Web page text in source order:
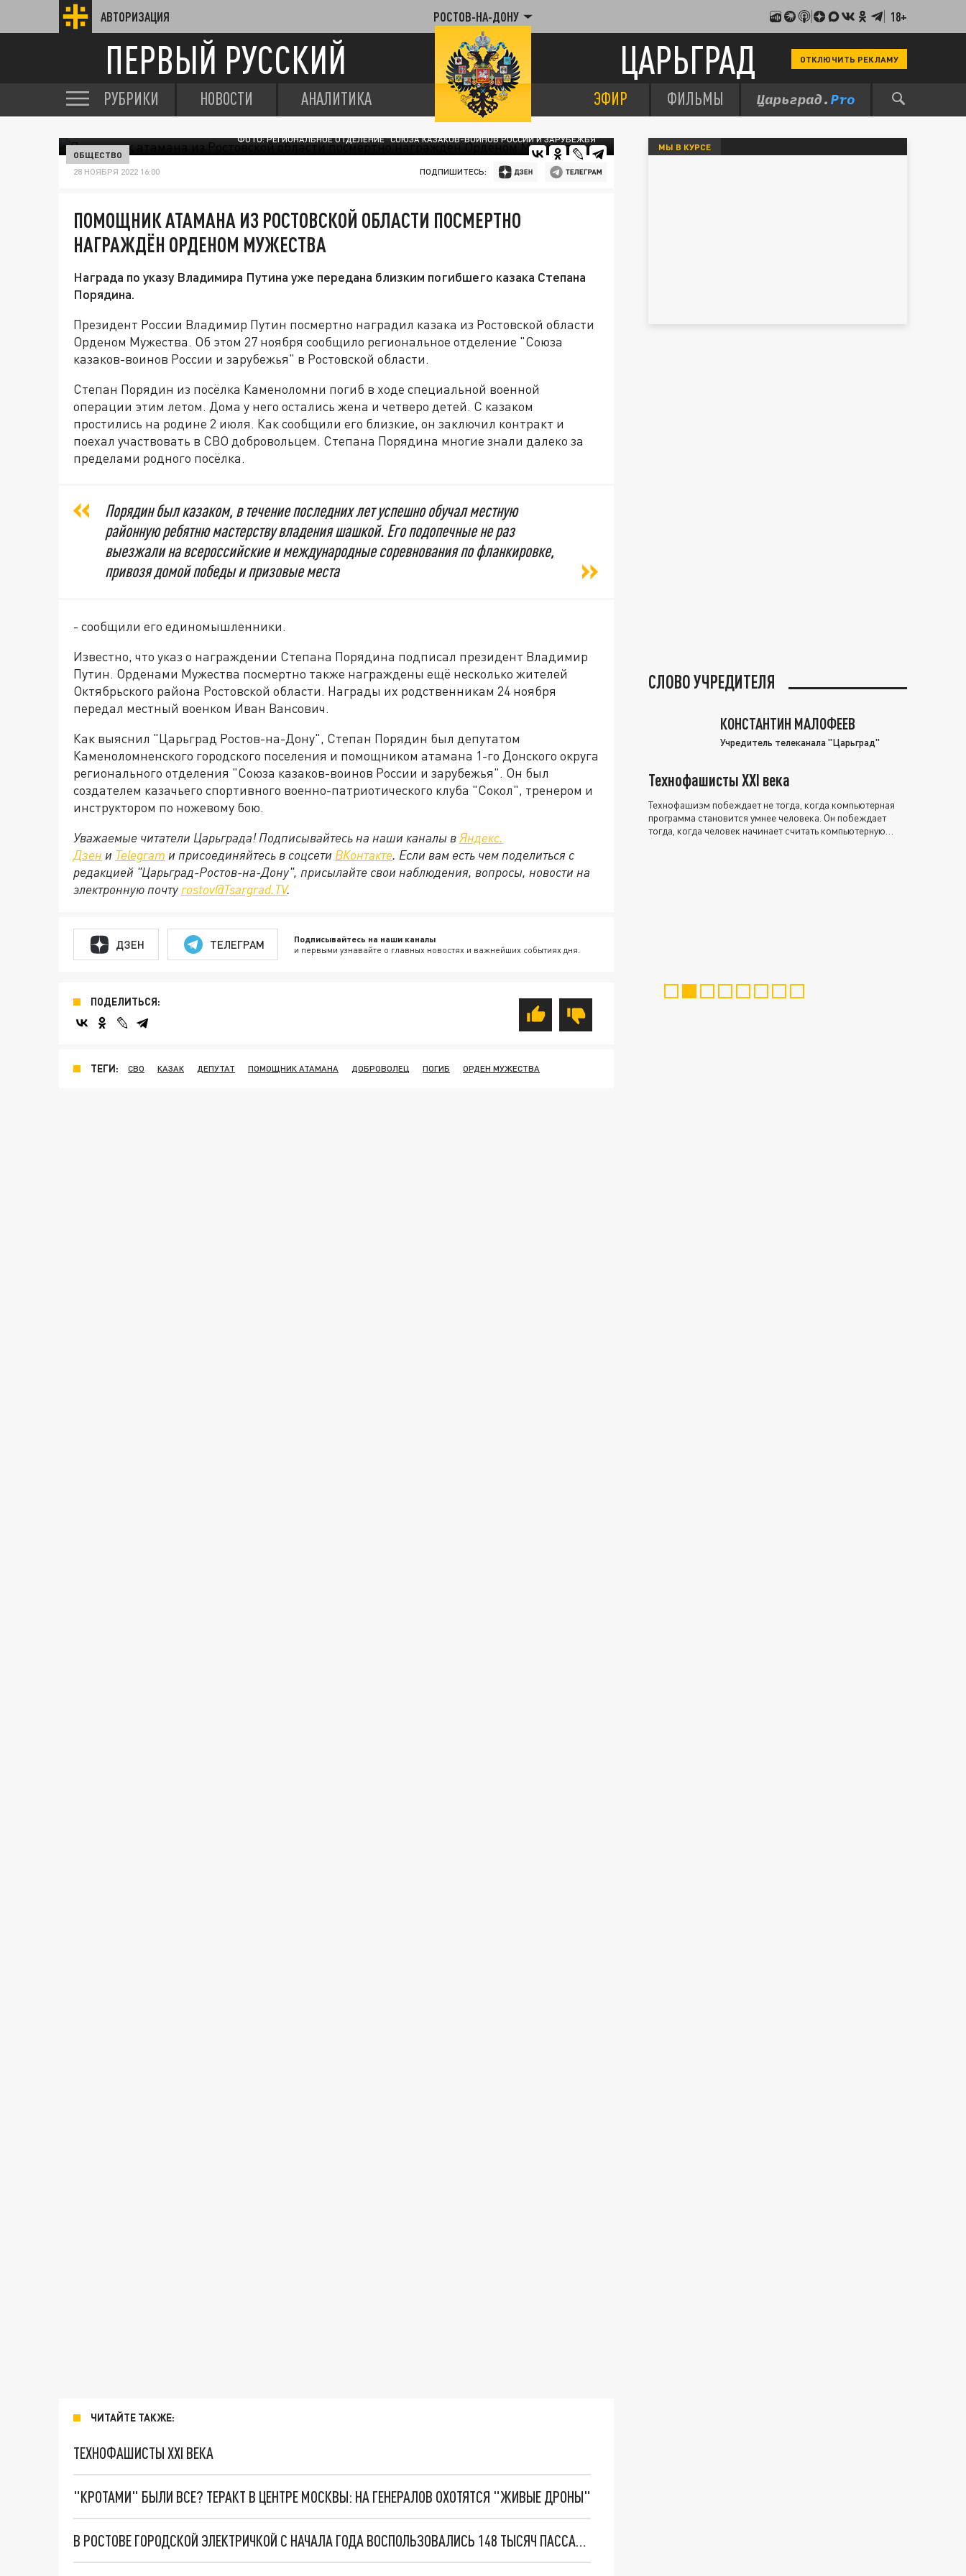
АВТОРИЗАЦИЯ РОСТОВ-НА-ДОНУ 18+
ПЕРВЫЙ РУССКИЙ ЦАРЬГРАД ОТКЛЮЧИТЬ РЕКЛАМУ
РУБРИКИ НОВОСТИ АНАЛИТИКА ЭФИР ФИЛЬМЫ
ФОТО: РЕГИОНАЛЬНОЕ ОТДЕЛЕНИЕ "СОЮЗА КАЗАКОВ-ВОИНОВ РОССИИ И ЗАРУБЕЖЬЯ"
ОБЩЕСТВО
28 НОЯБРЯ 2022 16:00 ПОДПИШИТЕСЬ:
ПОМОЩНИК АТАМАНА ИЗ РОСТОВСКОЙ ОБЛАСТИ ПОСМЕРТНО
НАГРАЖДЁН ОРДЕНОМ МУЖЕСТВА
Награда по указу Владимира Путина уже передана близким погибшего казака Степана
Порядина.
Президент России Владимир Путин посмертно наградил казака из Ростовской области
Орденом Мужества. Об этом 27 ноября сообщило региональное отделение "Союза
казаков-воинов России и зарубежья" в Ростовской области.
Степан Порядин из посёлка Каменоломни погиб в ходе специальной военной
операции этим летом. Дома у него остались жена и четверо детей. С казаком
простились на родине 2 июля. Как сообщили его близкие, он заключил контракт и
поехал участвовать в СВО добровольцем. Степана Порядина многие знали далеко за
пределами родного посёлка.
Порядин был казаком, в течение последних лет успешно обучал местную
районную ребятню мастерству владения шашкой. Его подопечные не раз
выезжали на всероссийские и международные соревнования по фланкировке,
привозя домой победы и призовые места
- сообщили его единомышленники.
Известно, что указ о награждении Степана Порядина подписал президент Владимир
Путин. Орденами Мужества посмертно также награждены ещё несколько жителей
Октябрьского района Ростовской области. Награды их родственникам 24 ноября
передал местный военком Иван Вансович.
Как выяснил "Царьград Ростов-на-Дону", Степан Порядин был депутатом
Каменоломненского городского поселения и помощником атамана 1-го Донского округа
регионального отделения "Союза казаков-воинов России и зарубежья". Он был
создателем казачьего спортивного военно-патриотического клуба "Сокол", тренером и
инструктором по ножевому бою.
Уважаемые читатели Царьграда! Подписывайтесь на наши каналы вЯндекс.
Дзен и Telegram и присоединяйтесь в соцсети ВКонтакте. Если вам есть чем поделиться с
редакцией "Царьград-Ростов-на-Дону", присылайте свои наблюдения, вопросы, новости на
электронную почту rostov@Tsargrad.ТV.
ДЗЕН ТЕЛЕГРАМ Подписывайтесь на наши каналы
и первыми узнавайте о главных новостях и важнейших событиях дня.
ПОДЕЛИТЬСЯ:
ТЕГИ: СВО КАЗАК ДЕПУТАТ ПОМОЩНИК АТАМАНА ДОБРОВОЛЕЦ ПОГИБ ОРДЕН МУЖЕСТВА
ЧИТАЙТЕ ТАКЖЕ:
ТЕХНОФАШИСТЫ XXI ВЕКА
"КРОТАМИ" БЫЛИ ВСЕ? ТЕРАКТ В ЦЕНТРЕ МОСКВЫ: НА ГЕНЕРАЛОВ ОХОТЯТСЯ "ЖИВЫЕ ДРОНЫ"
В РОСТОВЕ ГОРОДСКОЙ ЭЛЕКТРИЧКОЙ С НАЧАЛА ГОДА ВОСПОЛЬЗОВАЛИСЬ 148 ТЫСЯЧ ПАССАЖИРОВ
МЫ В КУРСЕ
СЛОВО УЧРЕДИТЕЛЯ
КОНСТАНТИН МАЛОФЕЕВ
Учредитель телеканала "Царьград"
Технофашисты XXI века
Технофашизм побеждает не тогда, когда компьютерная
программа становится умнее человека. Он побеждает
тогда, когда человек начинает считать компьютерную